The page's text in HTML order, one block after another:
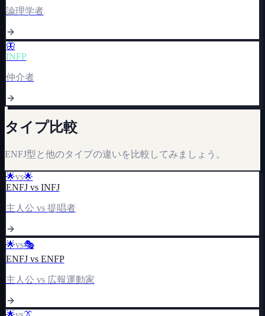
論理学者
🦋
INFP
仲介者
タイプ比較
ENFJ型と他のタイプの違いを比較してみましょう。
🌟vs🌟
ENFJvs INFJ
主人公 vs 提唱者
🌟vs🎭
ENFJvs ENFP
主人公 vs 広報運動家